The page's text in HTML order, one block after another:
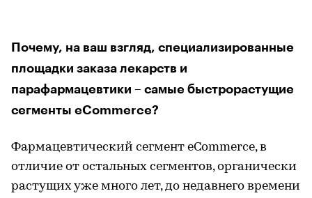
Почему, на ваш взгляд, специализированные
площадки заказа лекарств и
парафармацевтики – самые быстрорастущие
сегменты eCommerce?
Фармацевтический сегмент eCommerce, в
отличие от остальных сегментов, органически
растущих уже много лет, до недавнего времени